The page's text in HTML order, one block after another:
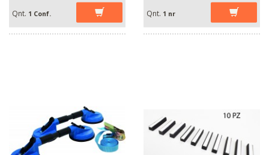
Qnt. 1 Conf.
Qnt. 1 nr